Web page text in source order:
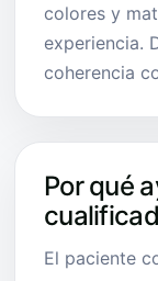
colores y
experiencia.
coherencia
Por qué
El paciente